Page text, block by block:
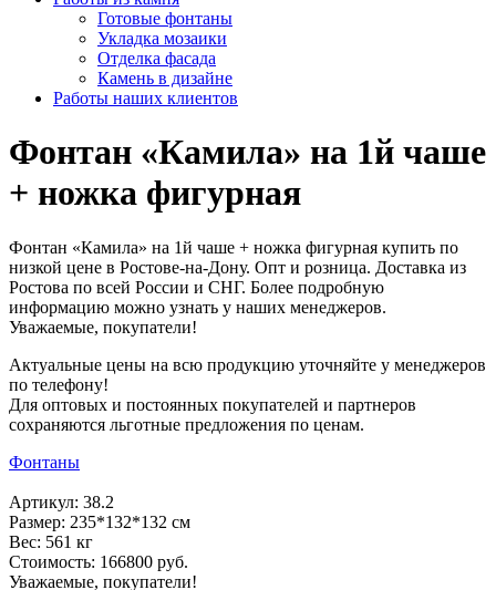
Готовые фонтаны
Укладка мозаики
Отделка фасада
Камень в дизайне
Работы наших клиентов
Фонтан «Камила» на 1й чаше
+ ножка фигурная
Фонтан «Камила» на 1й чаше + ножка фигурная купить по
низкой цене в Ростове-на-Дону. Опт и розница. Доставка из
Ростова по всей России и СНГ. Более подробную
информацию можно узнать у наших менеджеров.
Уважаемые, покупатели!
Актуальные цены на всю продукцию уточняйте у менеджеров
по телефону!
Для оптовых и постоянных покупателей и партнеров
сохраняются льготные предложения по ценам.
Фонтаны
Артикул: 38.2
Размер: 235*132*132 см
Вес: 561 кг
Стоимость: 166800 руб.
Уважаемые, покупатели!